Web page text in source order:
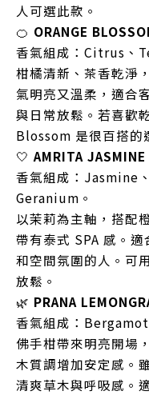
人可選此款。
🍊 ORANGE
香氣組成：Citrus、
柑橘清新、茶香乾淨
氣明亮又溫柔，適合
與日常放鬆。若喜歡
Blossom 是很百搭的
🤍 AMRITA
香氣組成：Jasmine
Geranium。
以茉莉為主軸，搭配
帶有泰式 SPA 感。
和空間氛圍的人。可
放鬆。
🌿 PRANA
香氣組成：
佛手柑帶來明亮開場
木質調增加安定感。
清爽草木與呼吸感。